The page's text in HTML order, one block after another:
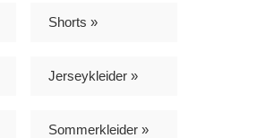
Shorts »
Jerseykleider »
Sommerkleider »